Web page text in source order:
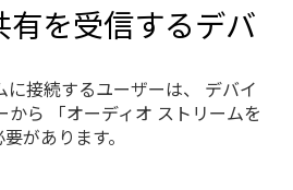
有を受信するデバ
に接続するユーザーは、 デバイ
から 「オーディオ ストリームを
があります。